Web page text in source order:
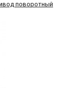
поворотный